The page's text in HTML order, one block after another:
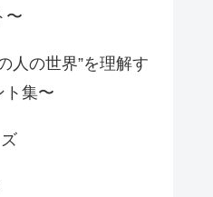
〜
人の世界”を理解す
ト集〜